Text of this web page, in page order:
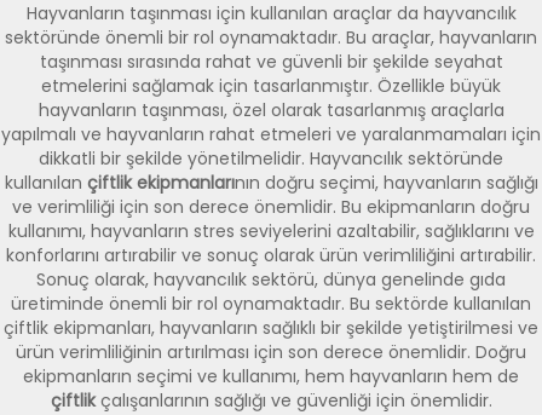
Hayvanların taşınması için kullanılan araçlar da hayvancılık
sektöründe önemli bir rol oynamaktadır. Bu araçlar, hayvanların
taşınması sırasında rahat ve güvenli bir şekilde seyahat
etmelerini sağlamak için tasarlanmıştır. Özellikle büyük
hayvanların taşınması, özel olarak tasarlanmış araçlarla
yapılmalı ve hayvanların rahat etmeleri ve yaralanmamaları için
dikkatli bir şekilde yönetilmelidir. Hayvancılık sektöründe
kullanılan çiftlik ekipmanlarının doğru seçimi, hayvanların sağlığı
ve verimliliği için son derece önemlidir. Bu ekipmanların doğru
kullanımı, hayvanların stres seviyelerini azaltabilir, sağlıklarını ve
konforlarını artırabilir ve sonuç olarak ürün verimliliğini artırabilir.
Sonuç olarak, hayvancılık sektörü, dünya genelinde gıda
üretiminde önemli bir rol oynamaktadır. Bu sektörde kullanılan
çiftlik ekipmanları, hayvanların sağlıklı bir şekilde yetiştirilmesi ve
ürün verimliliğinin artırılması için son derece önemlidir. Doğru
ekipmanların seçimi ve kullanımı, hem hayvanların hem de
çiftlikçalışanlarının sağlığı ve güvenliği için önemlidir.